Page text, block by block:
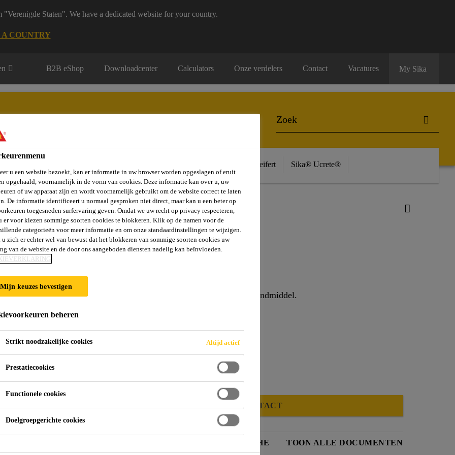
Staten". We have a dedicated website for your country.
COUNTRY
B2B eShop Downloadcenter Calculators Onze verdelers Contact Vacatures My Sika
Seifert Sika® Ucrete®
oplosmiddelhoudend, vochtuithardend polyurethaanhars bindmiddel.
voor voetverkeer)
CONTACT
VEILIGHEIDSFICHE TOON ALLE DOCUMENTEN
u een website bezoekt, kan er informatie in uw browser worden opgeslagen of eruit
opgehaald, voornamelijk in de vorm van cookies. Deze informatie kan over u, uw
of uw apparaat zijn en wordt voornamelijk gebruikt om de website correct te laten
De informatie identificeert u normaal gesproken niet direct, maar kan u een beter op
toegesneden surfervaring geven. Omdat we uw recht op privacy respecteren,
er voor kiezen sommige soorten cookies te blokkeren. Klik op de namen voor de
categorieën voor meer informatie en om onze standaardinstellingen te wijzigen.
u zich er echter wel van bewust dat het blokkeren van sommige soorten cookies uw
van de website en de door ons aangeboden diensten nadelig kan beïnvloeden.
Mijn keuzes bevestigen
beheren
Strikt noodzakelijke cookies Altijd actief
Prestatiecookies
Functionele cookies
Doelgroepgerichte cookies